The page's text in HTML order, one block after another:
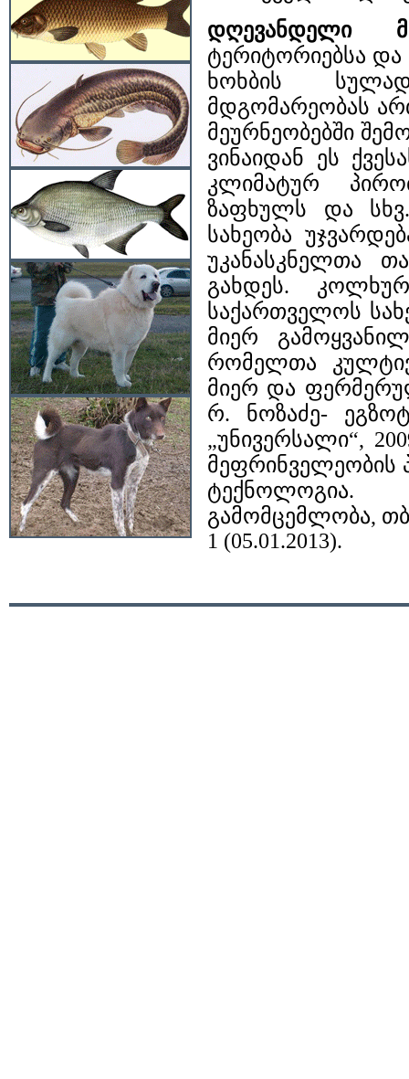
დღევანდელი
ტერიტორიებსა
ხოხბის
მდგომარეობას
მეურნეობებში
ვინაიდან ეს
კლიმატურ
ზაფხულს და
სახეობა
უკანასკნელთა
გახდეს.
საქართველოს
მიერ
რომელთა
მიერ და
რ. ნოზაძე-
„უნივერსალი“,
მეფრინველეობის
გამომცემლობა,
1 (05.01.2013).